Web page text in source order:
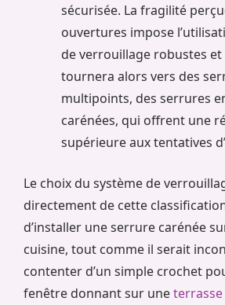
sécurisée. La fragilité
ouvertures impose
de verrouillage robustes
tournera alors vers des
multipoints, des serrures
carénées, qui offrent une
supérieure aux tentatives
Le choix du système de
directement de cette
d’installer une serrure carénée
cuisine, tout comme il serait
contenter d’un simple crochet
fenêtre donnant sur une